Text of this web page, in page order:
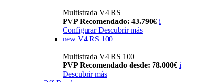
Multistrada V4 RS
PVP Recomendado: 43.790€ i
ConfigurarDescubrir más
new V4 RS 100
Multistrada V4 RS 100
PVP Recomendado desde: 78.000€ i
Descubrir más